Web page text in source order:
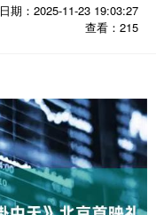
日期：2025-11-23 19:03:27
查看：215